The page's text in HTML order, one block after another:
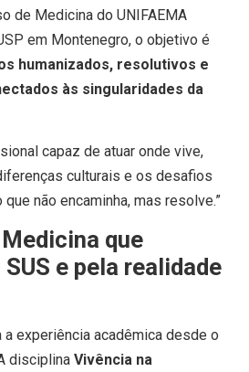
de Medicina do UNIFAEMA
em Montenegro, o objetivo é
humanizados, resolutivos e
às singularidades da
capaz de atuar onde vive,
culturais e os desafios
não encaminha, mas resolve.”
que
e pela realidade
experiência acadêmica desde o
disciplina Vivência na